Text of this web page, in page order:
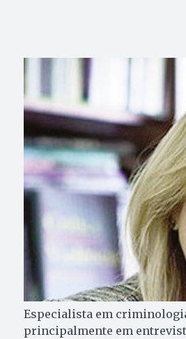
Especialista em
principalmente em